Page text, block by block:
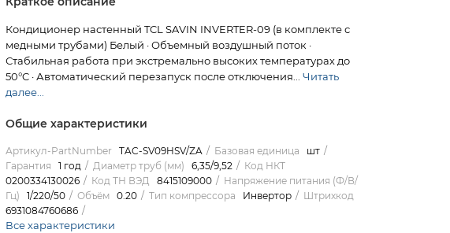
Кондиционер настенный TCL SAVIN INVERTER-09 (в комплекте с
медными трубами) Белый · Объемный воздушный поток ·
Стабильная работа при экстремально высоких температурах до
50°C · Автоматический перезапуск после отключения... Читать
далее...
Общие характеристики
Артикул-PartNumber TAC-SV09HSV/ZA Базовая единица
шт
Гарантия
1 год Диаметр труб (мм) 6,35/9,52
Код НКТ
0200334130026
Код ТН ВЭД 8415109000
Напряжение питания (Ф/В/
Гц)
1/220/50 Объём 0.20 Тип компрессора Инвертор
Штрихкод
6931084760686
Все характеристики